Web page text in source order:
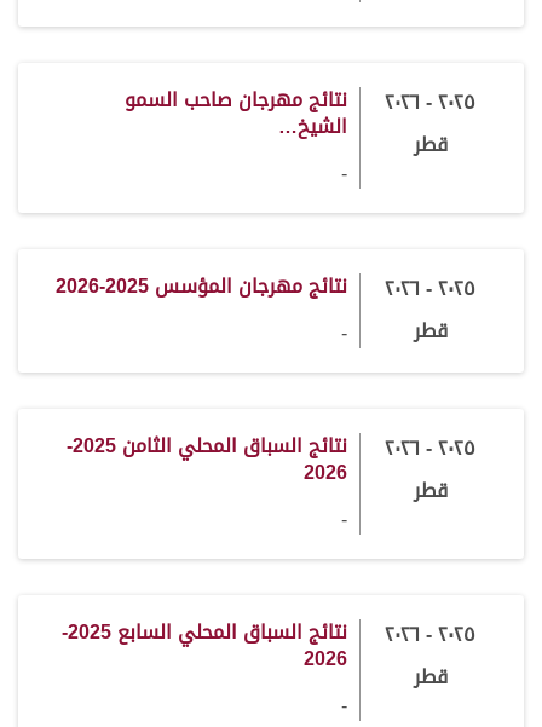
٢٠٢٥ - ٢٠٢٦
قطر
نتائج مهرجان صاحب السمو
الشيخ…
-
٢٠٢٥ - ٢٠٢٦
قطر
نتائج مهرجان المؤسس 2025-2026
-
٢٠٢٥ - ٢٠٢٦
قطر
نتائج السباق المحلي الثامن 2025-
2026
-
٢٠٢٥ - ٢٠٢٦
قطر
نتائج السباق المحلي السابع 2025-
2026
-